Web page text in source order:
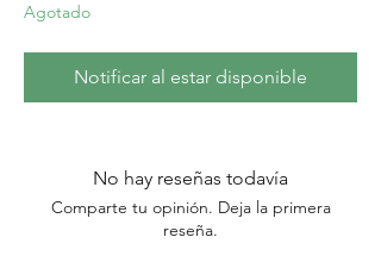
Agotado
Notificar al estar disponible
No hay reseñas todavía
Comparte tu opinión. Deja la primera
reseña.